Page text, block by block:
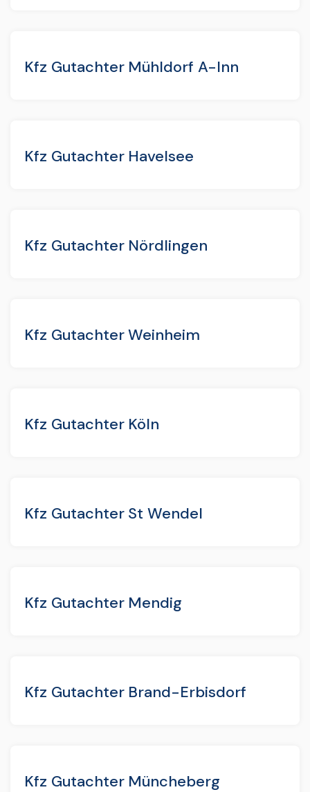
Kfz Gutachter Mühldorf A-Inn
Kfz Gutachter Havelsee
Kfz Gutachter Nördlingen
Kfz Gutachter Weinheim
Kfz Gutachter Köln
Kfz Gutachter St Wendel
Kfz Gutachter Mendig
Kfz Gutachter Brand-Erbisdorf
Kfz Gutachter Müncheberg